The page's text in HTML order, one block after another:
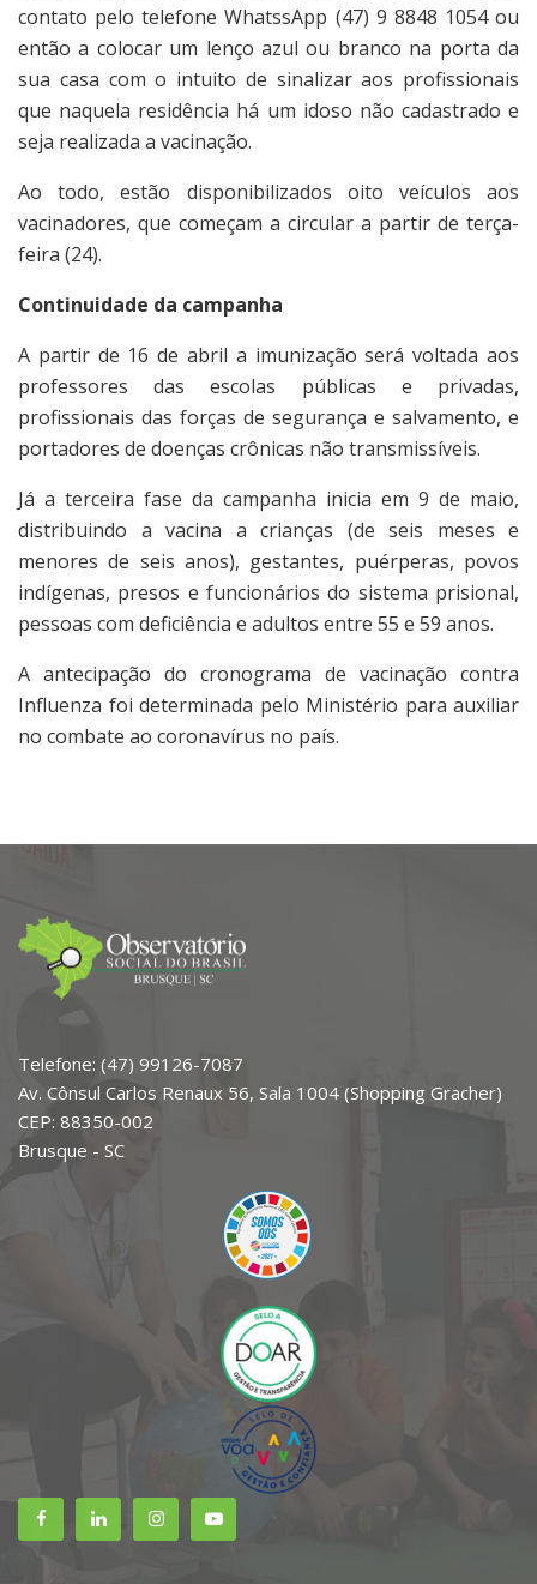
contato pelo telefone WhatssApp (47) 9 8848 1054 ou
então a colocar um lenço azul ou branco na porta da
sua casa com o intuito de sinalizar aos profissionais
que naquela residência há um idoso não cadastrado e
seja realizada a vacinação.
Ao todo, estão disponibilizados oito veículos aos
vacinadores, que começam a circular a partir de terça-
feira (24).
Continuidade da campanha
A partir de 16 de abril a imunização será voltada aos
professores das escolas públicas e privadas,
profissionais das forças de segurança e salvamento, e
portadores de doenças crônicas não transmissíveis.
Já a terceira fase da campanha inicia em 9 de maio,
distribuindo a vacina a crianças (de seis meses e
menores de seis anos), gestantes, puérperas, povos
indígenas, presos e funcionários do sistema prisional,
pessoas com deficiência e adultos entre 55 e 59 anos.
A antecipação do cronograma de vacinação contra
Influenza foi determinada pelo Ministério para auxiliar
no combate ao coronavírus no país.
Telefone: (47) 99126-7087
Av. Cônsul Carlos Renaux 56, Sala 1004 (Shopping Gracher)
CEP: 88350-002
Brusque - SC